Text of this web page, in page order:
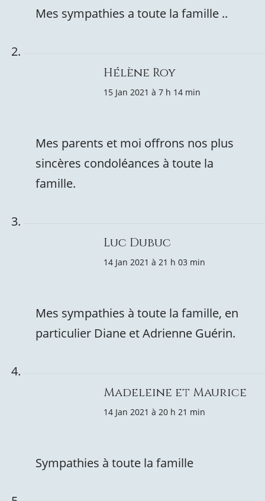
Mes sympathies a toute la famille ..
Hélène Roy
15 Jan 2021 à 7 h 14 min
Mes parents et moi offrons nos plus
sincères condoléances à toute la
famille.
Luc Dubuc
14 Jan 2021 à 21 h 03 min
Mes sympathies à toute la famille, en
particulier Diane et Adrienne Guérin.
Madeleine et Maurice
14 Jan 2021 à 20 h 21 min
Sympathies à toute la famille